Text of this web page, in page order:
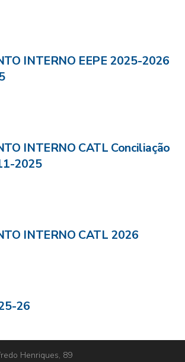
INTERNO EEPE 2025-2026
INTERNO CATL Conciliação
2025
INTERNO CATL 2026
26
Henriques, 89